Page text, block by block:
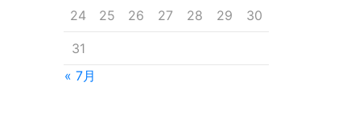
« 7月
24 25 26 27 28 29 30
31